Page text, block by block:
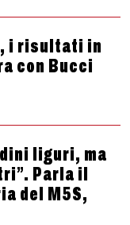
i risultati in
con Bucci
liguri, ma
Parla il
del M5S,